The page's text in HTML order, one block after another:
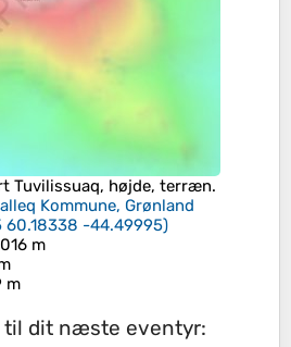
Tuvilissuaq, højde, terræn.
Kommune, Grønland
-44.49995)
m
m
til dit næste eventyr: